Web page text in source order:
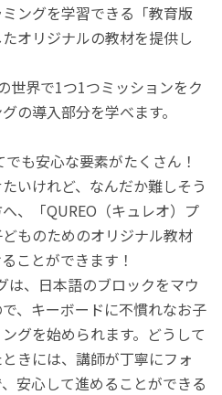
ングを学習できる「教育版
オリジナルの教材を提供し
世界で1つ1つミッションをク
の導入部分を学べます。
も安心な要素がたくさん！
いけれど、なんだか難しそう
、「QUREO（キュレオ）プ
ものためのオリジナル教材
ことができます！
は、日本語のブロックをマウ
、キーボードに不慣れなお子
グを始められます。どうして
きには、講師が丁寧にフォ
安心して進めることができる